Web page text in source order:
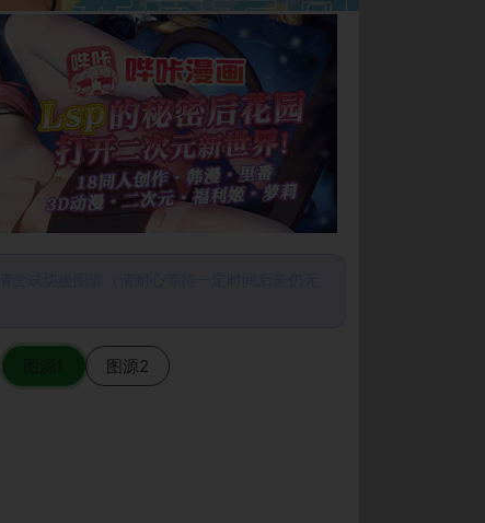
图源2